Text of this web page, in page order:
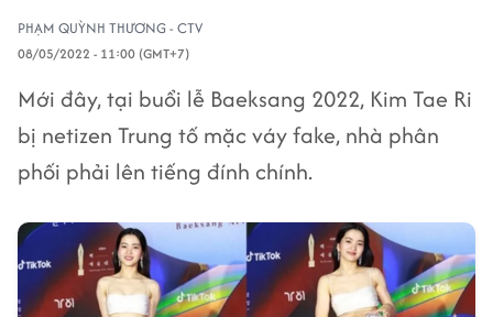
PHẠM QUỲNH THƯƠNG - CTV
08/05/2022 - 11:00 (GMT+7)
Mới đây, tại buổi lễ Baeksang 2022, Kim Tae Ri
bị netizen Trung tố mặc váy fake, nhà phân
phối phải lên tiếng đính chính.